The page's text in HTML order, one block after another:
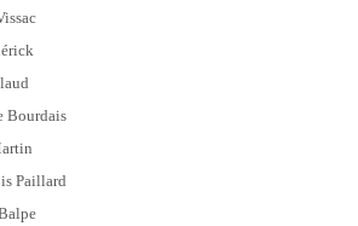
Bourdais
Paillard